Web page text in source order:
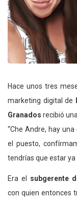
Hace unos tres
marketing digital de
Granados recibió
“Che Andre, hay
el puesto,
tendrías que estar ya
Era el subgerente
con quien entonces